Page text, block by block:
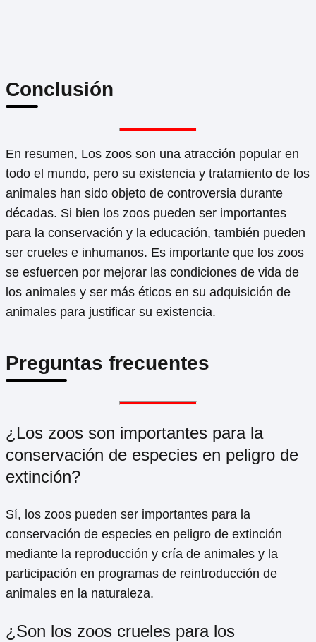
Conclusión
En resumen, Los zoos son una atracción popular en
todo el mundo, pero su existencia y tratamiento de los
animales han sido objeto de controversia durante
décadas. Si bien los zoos pueden ser importantes
para la conservación y la educación, también pueden
ser crueles e inhumanos. Es importante que los zoos
se esfuercen por mejorar las condiciones de vida de
los animales y ser más éticos en su adquisición de
animales para justificar su existencia.
Preguntas frecuentes
¿Los zoos son importantes para la
conservación de especies en peligro de
extinción?
Sí, los zoos pueden ser importantes para la
conservación de especies en peligro de extinción
mediante la reproducción y cría de animales y la
participación en programas de reintroducción de
animales en la naturaleza.
¿Son los zoos crueles para los